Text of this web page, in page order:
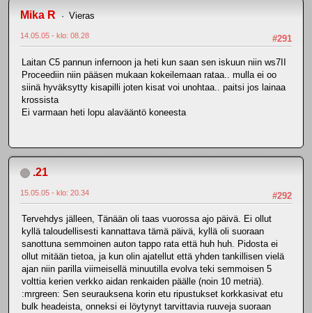
Mika R Vieras
#291
14.05.05 - klo: 08.28
Laitan C5 pannun infernoon ja heti kun saan sen iskuun niin ws7II
Proceediin niin pääsen mukaan kokeilemaan rataa.. mulla ei oo
siinä hyväksytty kisapilli joten kisat voi unohtaa.. paitsi jos lainaa
krossista
Ei varmaan heti lopu alavääntö koneesta
.21
#292
15.05.05 - klo: 20.34
Tervehdys jälleen, Tänään oli taas vuorossa ajo päivä. Ei ollut
kyllä taloudellisesti kannattava tämä päivä, kyllä oli suoraan
sanottuna semmoinen auton tappo rata että huh huh. Pidosta ei
ollut mitään tietoa, ja kun olin ajatellut että yhden tankillisen vielä
ajan niin parilla viimeisellä minuutilla evolva teki semmoisen 5
volttia kerien verkko aidan renkaiden päälle (noin 10 metriä).
:mrgreen: Sen seurauksena korin etu ripustukset korkkasivat etu
bulk headeista, onneksi ei löytynyt tarvittavia ruuveja suoraan